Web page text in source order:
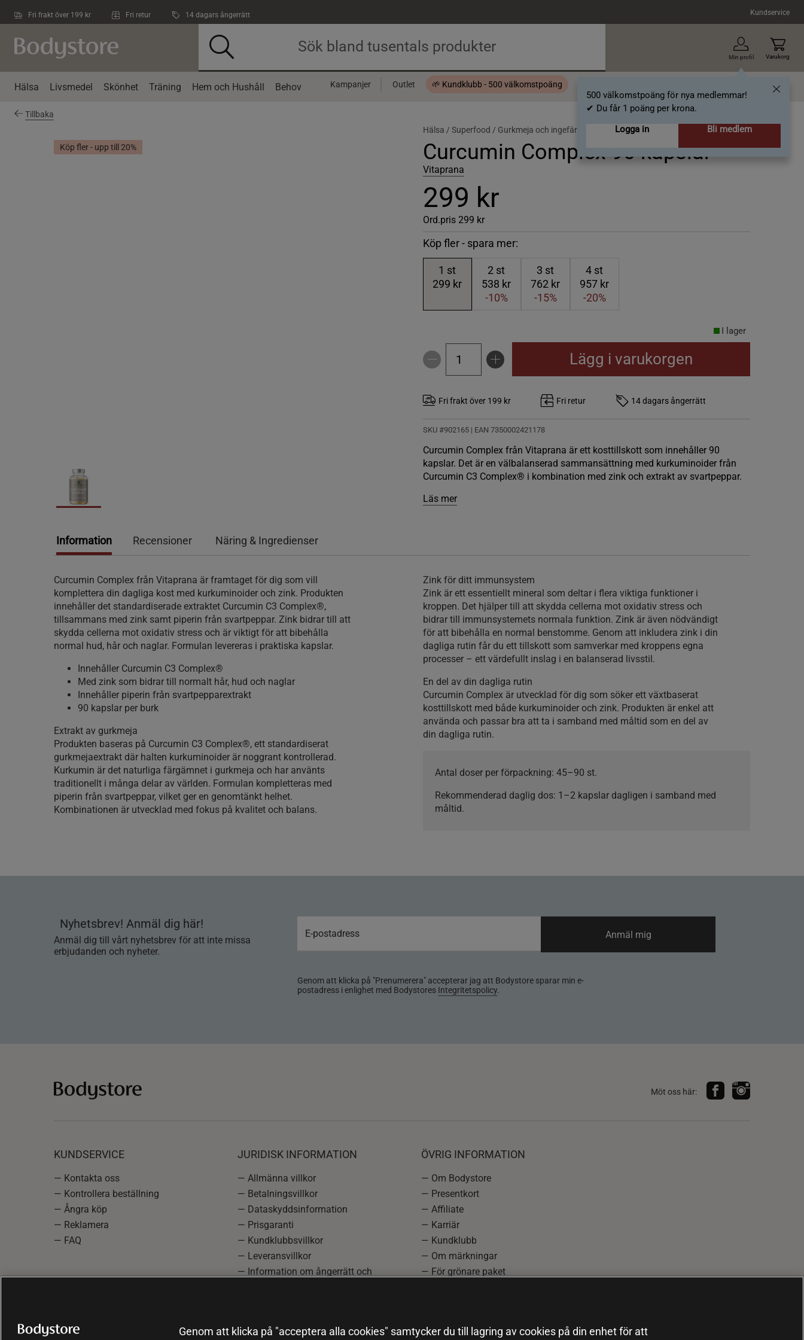
Fri frakt över 199 kr Fri retur 14 dagars ångerrätt Kundservice
Min profil
500 välkomstpoäng för nya medlemmar!
✔ Du får 1 poäng per krona.
Logga in
Bli medlem
Varukorg
Hälsa Livsmedel Skönhet Träning Hem och Hushåll Behov Kampanjer Outlet 🌱 Kundklubb - 500 välkomstpoäng
Tillbaka
Köp fler - upp till 20%
Hälsa / Superfood / Gurkmeja och ingefära
Curcumin Complex 90 kapslar
Vitaprana
299 kr
Ord.pris 299 kr
Köp fler - spara mer:
1 st
299 kr
2 st
538 kr
-10%
3 st
762 kr
-15%
4 st
957 kr
-20%
I lager
Lägg i varukorgen
Fri frakt över 199 kr Fri retur 14 dagars ångerrätt
SKU #902165 | EAN 7350002421178
Curcumin Complex från Vitaprana är ett kosttillskott som innehåller 90
kapslar. Det är en välbalanserad sammansättning med kurkuminoider från
Curcumin C3 Complex® i kombination med zink och extrakt av svartpeppar.
Läs mer
Information Recensioner Näring & Ingredienser
Curcumin Complex från Vitaprana är framtaget för dig som vill
komplettera din dagliga kost med kurkuminoider och zink. Produkten
innehåller det standardiserade extraktet Curcumin C3 Complex®,
tillsammans med zink samt piperin från svartpeppar. Zink bidrar till att
skydda cellerna mot oxidativ stress och är viktigt för att bibehålla
normal hud, hår och naglar. Formulan levereras i praktiska kapslar.
Innehåller Curcumin C3 Complex®
Med zink som bidrar till normalt hår, hud och naglar
Innehåller piperin från svartpepparextrakt
90 kapslar per burk
Extrakt av gurkmeja
Produkten baseras på Curcumin C3 Complex®, ett standardiserat
gurkmejaextrakt där halten kurkuminoider är noggrant kontrollerad.
Kurkumin är det naturliga färgämnet i gurkmeja och har använts
traditionellt i många delar av världen. Formulan kompletteras med
piperin från svartpeppar, vilket ger en genomtänkt helhet.
Kombinationen är utvecklad med fokus på kvalitet och balans.
Zink för ditt immunsystem
Zink är ett essentiellt mineral som deltar i flera viktiga funktioner i
kroppen. Det hjälper till att skydda cellerna mot oxidativ stress och
bidrar till immunsystemets normala funktion. Zink är även nödvändigt
för att bibehålla en normal benstomme. Genom att inkludera zink i din
dagliga rutin får du ett tillskott som samverkar med kroppens egna
processer – ett värdefullt inslag i en balanserad livsstil.
En del av din dagliga rutin
Curcumin Complex är utvecklad för dig som söker ett växtbaserat
kosttillskott med både kurkuminoider och zink. Produkten är enkel att
använda och passar bra att ta i samband med måltid som en del av
din dagliga rutin.
Antal doser per förpackning: 45–90 st.
Rekommenderad daglig dos: 1–2 kapslar dagligen i samband med
måltid.
Nyhetsbrev! Anmäl dig här!
Anmäl dig till vårt nyhetsbrev för att inte missa
erbjudanden och nyheter.
Genom att klicka på "Prenumerera" accepterar jag att Bodystore sparar min e-
postadress i enlighet med Bodystores Integritetspolicy.
Anmäl mig
Möt oss här:
KUNDSERVICE
— Kontakta oss
— Kontrollera beställning
— Ångra köp
— Reklamera
— FAQ
JURIDISK INFORMATION
— Allmänna villkor
— Betalningsvillkor
— Dataskyddsinformation
— Prisgaranti
— Kundklubbsvillkor
— Leveransvillkor
— Information om ångerrätt och
ÖVRIG INFORMATION
— Om Bodystore
— Presentkort
— Affiliate
— Karriär
— Kundklubb
— Om märkningar
— För grönare paket
Genom att klicka på "acceptera alla cookies" samtycker du till lagring av cookies på din enhet för att